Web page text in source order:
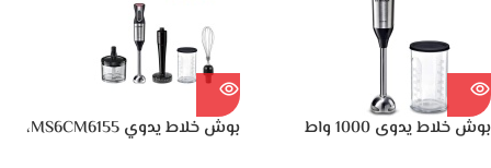
بوش خلاط يدوى 1000 واط
بوش خلاط يدوي MS6CM6155،